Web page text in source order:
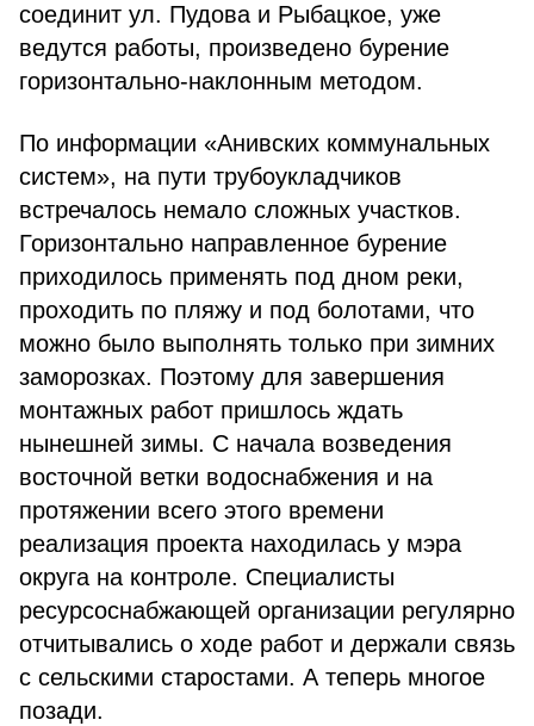
соединит ул. Пудова и Рыбацкое, уже
ведутся работы, произведено бурение
горизонтально-наклонным методом.
По информации «Анивских коммунальных
систем», на пути трубоукладчиков
встречалось немало сложных участков.
Горизонтально направленное бурение
приходилось применять под дном реки,
проходить по пляжу и под болотами, что
можно было выполнять только при зимних
заморозках. Поэтому для завершения
монтажных работ пришлось ждать
нынешней зимы. С начала возведения
восточной ветки водоснабжения и на
протяжении всего этого времени
реализация проекта находилась у мэра
округа на контроле. Специалисты
ресурсоснабжающей организации регулярно
отчитывались о ходе работ и держали связь
с сельскими старостами. А теперь многое
позади.